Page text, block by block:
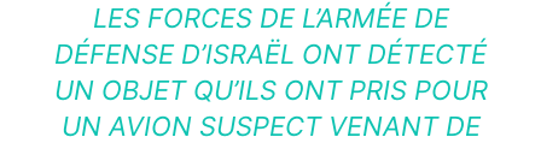
LES FORCES DE L’ARMÉE DE
DÉFENSE D’ISRAËL ONT DÉTECTÉ
UN OBJET QU’ILS ONT PRIS POUR
UN AVION SUSPECT VENANT DE